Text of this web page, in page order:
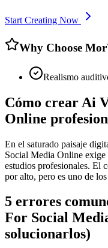
Start Creating Now
Why Choose
Realismo
Cómo crear Ai
Online
En el saturado paisaje
Social Media Online
estudios profesionales. El
por alto, pero es uno de
5 errores
For Social
solucionarlos)